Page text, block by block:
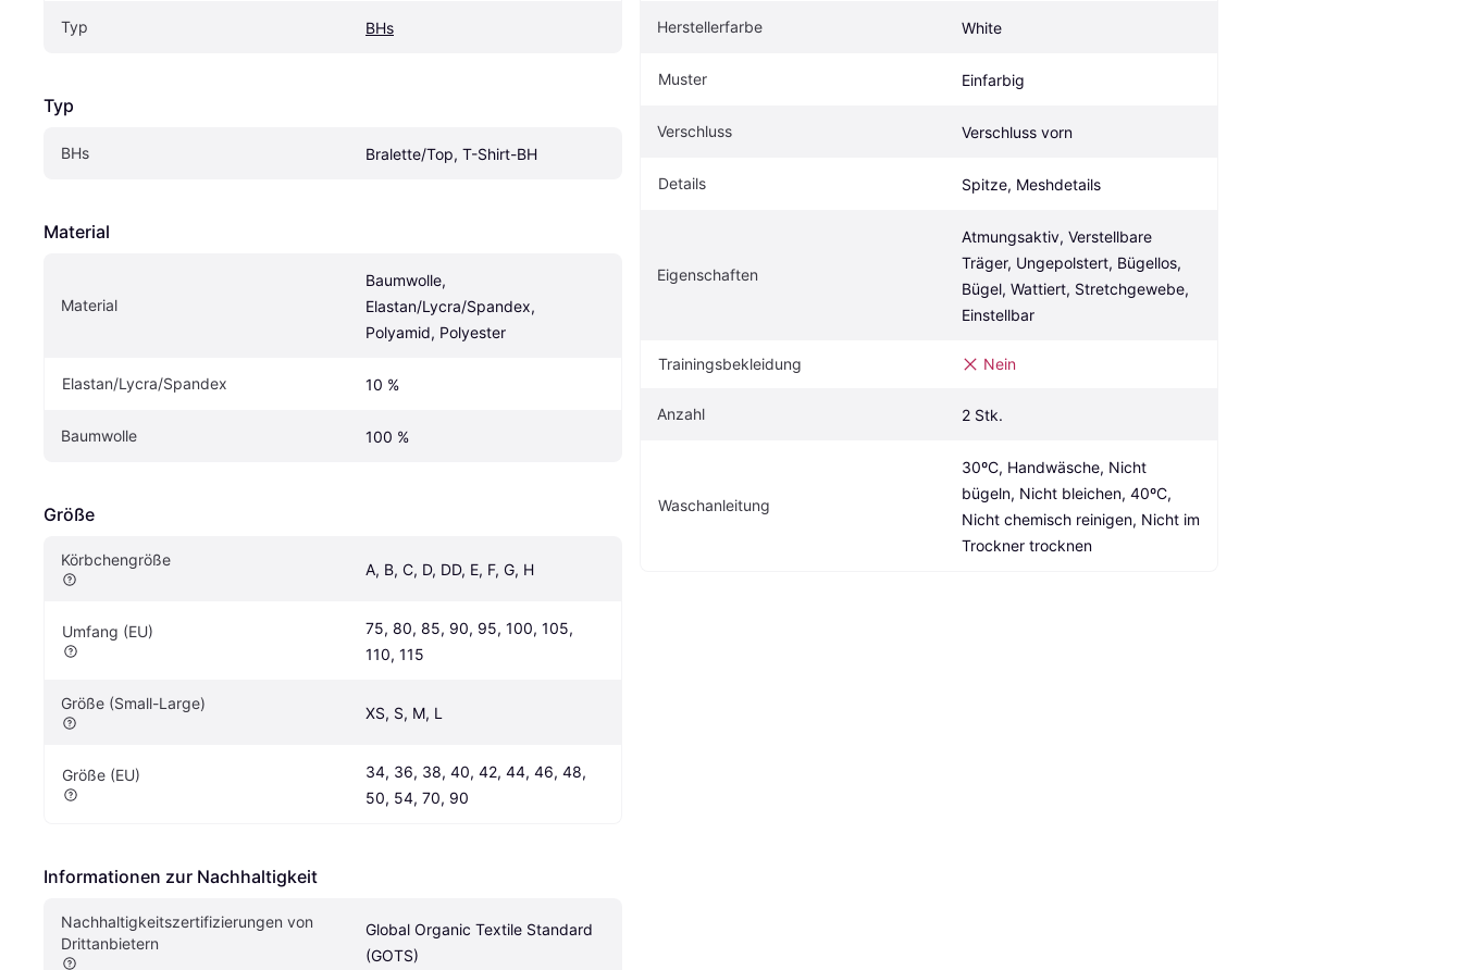
Typ BHs
Typ
BHs Bralette/Top, T-Shirt-BH
Material
Material
Baumwolle,
Elastan/Lycra/Spandex,
Polyamid, Polyester
Elastan/Lycra/Spandex 10 %
Baumwolle 100 %
Größe
Körbchengröße
A, B, C, D, DD, E, F, G, H
Umfang (EU)
75, 80, 85, 90, 95, 100, 105,
110, 115
Größe (Small-Large)
XS, S, M, L
Größe (EU)
34, 36, 38, 40, 42, 44, 46, 48,
50, 54, 70, 90
Informationen zur Nachhaltigkeit
Nachhaltigkeitszertifizierungen von
Drittanbietern
Global Organic Textile Standard
(GOTS)
Herstellerfarbe White
Muster Einfarbig
Verschluss Verschluss vorn
Details Spitze, Meshdetails
Eigenschaften
Atmungsaktiv, Verstellbare
Träger, Ungepolstert, Bügellos,
Bügel, Wattiert, Stretchgewebe,
Einstellbar
Trainingsbekleidung Nein
Anzahl 2 Stk.
Waschanleitung
30ºC, Handwäsche, Nicht
bügeln, Nicht bleichen, 40ºC,
Nicht chemisch reinigen, Nicht im
Trockner trocknen